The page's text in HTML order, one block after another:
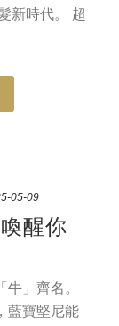
新時代。 超
05-09
醒你
」齊名。
藍寶堅尼能